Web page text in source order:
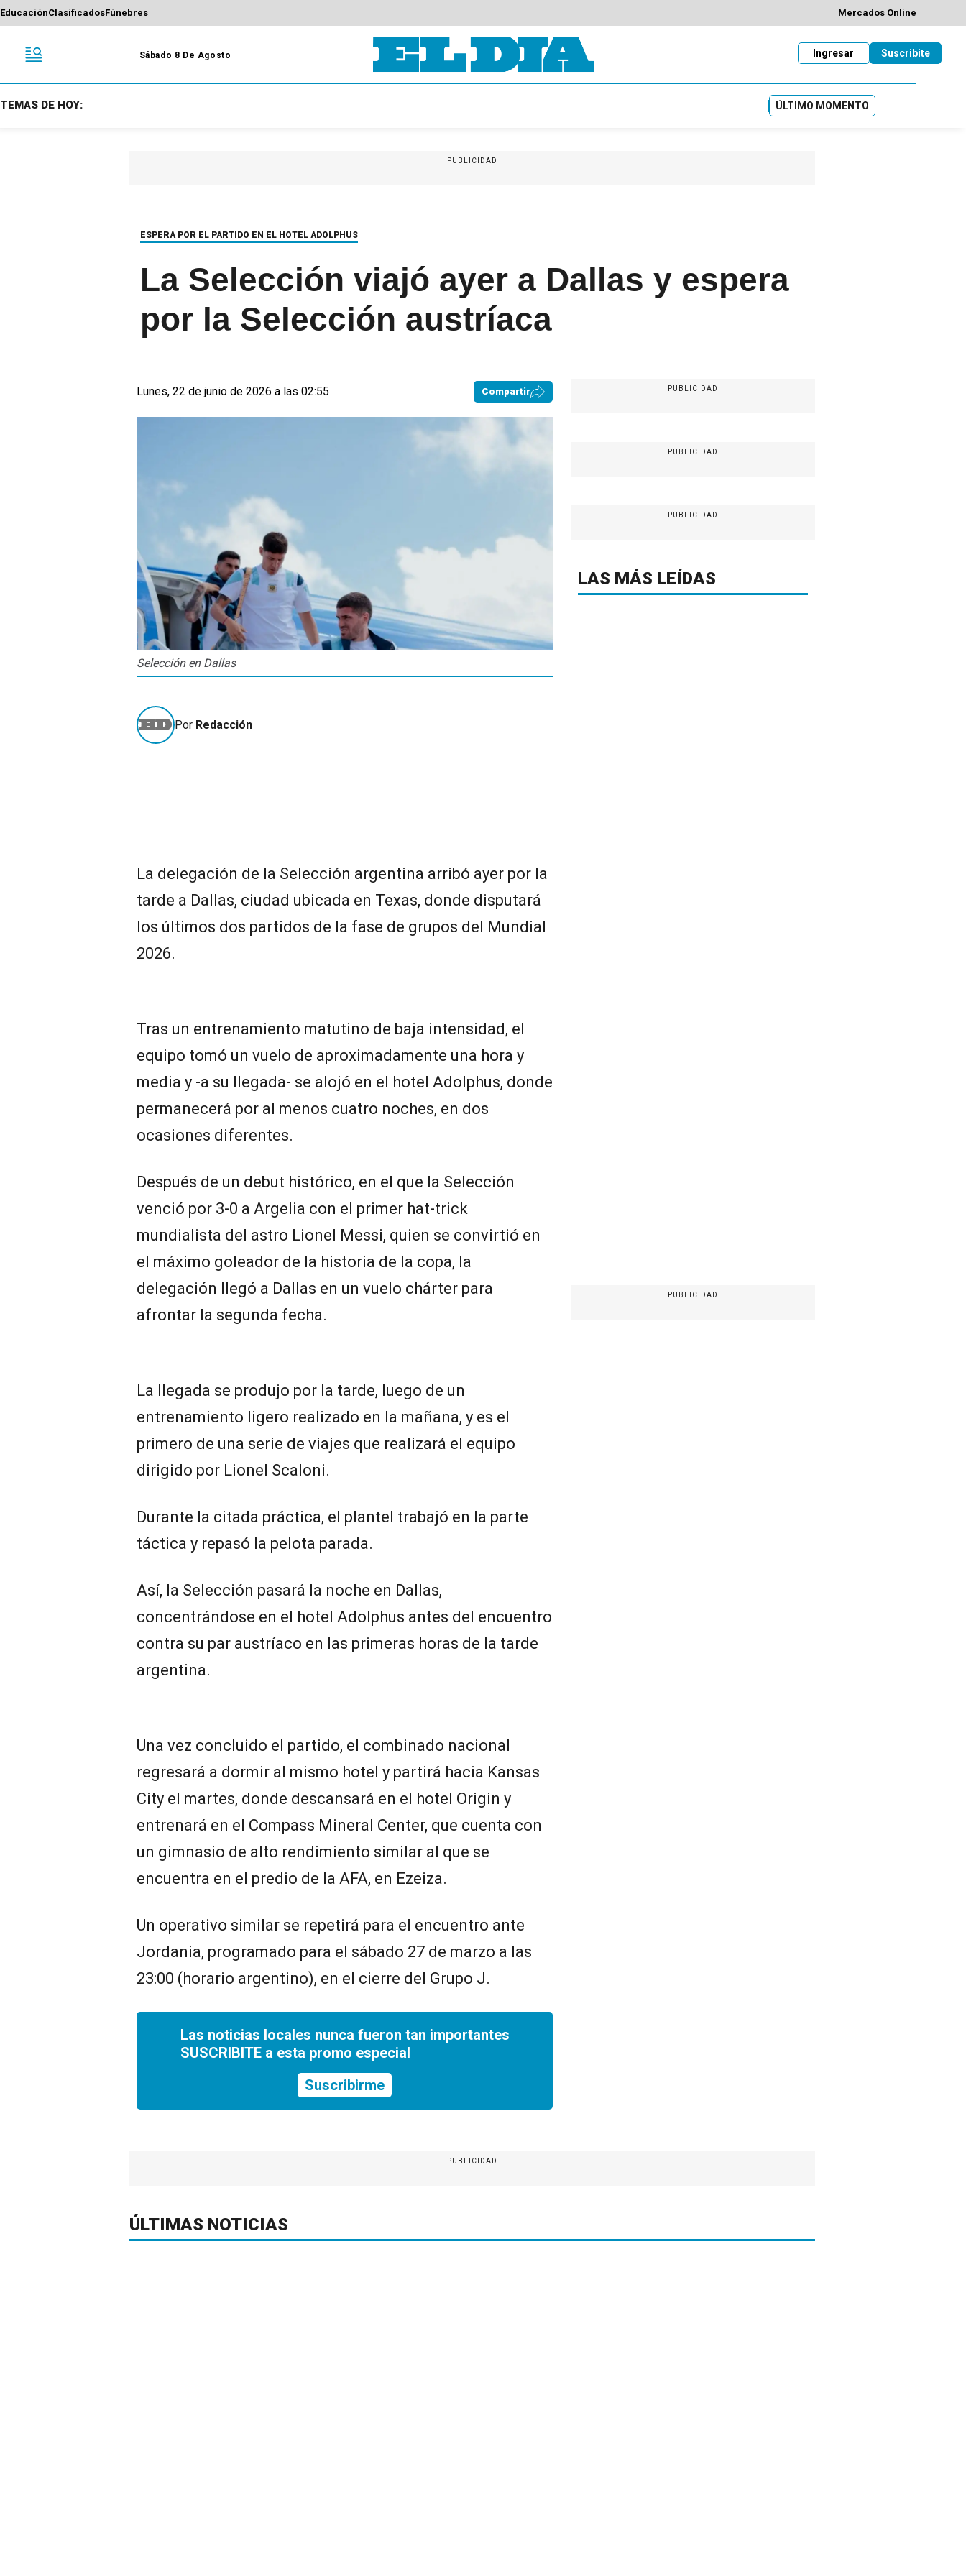
EducaciónClasificadosFúnebres Mercados Online
Sábado 8 De Agosto Suscribite
Ingresar
TEMAS DE HOY: ÚLTIMO MOMENTO
PUBLICIDAD
ESPERA POR EL PARTIDO EN EL HOTEL ADOLPHUS
La Selección viajó ayer a Dallas y espera
por la Selección austríaca
Lunes, 22 de junio de 2026 a las 02:55 Compartir
Selección en Dallas
Por Redacción
La delegación de la Selección argentina arribó ayer por la
tarde a Dallas, ciudad ubicada en Texas, donde disputará
los últimos dos partidos de la fase de grupos del Mundial
2026.
Tras un entrenamiento matutino de baja intensidad, el
equipo tomó un vuelo de aproximadamente una hora y
media y -a su llegada- se alojó en el hotel Adolphus, donde
permanecerá por al menos cuatro noches, en dos
ocasiones diferentes.
Después de un debut histórico, en el que la Selección
venció por 3-0 a Argelia con el primer hat-trick
mundialista del astro Lionel Messi, quien se convirtió en
el máximo goleador de la historia de la copa, la
delegación llegó a Dallas en un vuelo chárter para
afrontar la segunda fecha.
La llegada se produjo por la tarde, luego de un
entrenamiento ligero realizado en la mañana, y es el
primero de una serie de viajes que realizará el equipo
dirigido por Lionel Scaloni.
Durante la citada práctica, el plantel trabajó en la parte
táctica y repasó la pelota parada.
Así, la Selección pasará la noche en Dallas,
concentrándose en el hotel Adolphus antes del encuentro
contra su par austríaco en las primeras horas de la tarde
argentina.
Una vez concluido el partido, el combinado nacional
regresará a dormir al mismo hotel y partirá hacia Kansas
City el martes, donde descansará en el hotel Origin y
entrenará en el Compass Mineral Center, que cuenta con
un gimnasio de alto rendimiento similar al que se
encuentra en el predio de la AFA, en Ezeiza.
Un operativo similar se repetirá para el encuentro ante
Jordania, programado para el sábado 27 de marzo a las
23:00 (horario argentino), en el cierre del Grupo J.
Las noticias locales nunca fueron tan importantes
SUSCRIBITE a esta promo especial
Suscribirme
PUBLICIDAD
PUBLICIDAD
PUBLICIDAD
LAS MÁS LEÍDAS
PUBLICIDAD
PUBLICIDAD
ÚLTIMAS NOTICIAS